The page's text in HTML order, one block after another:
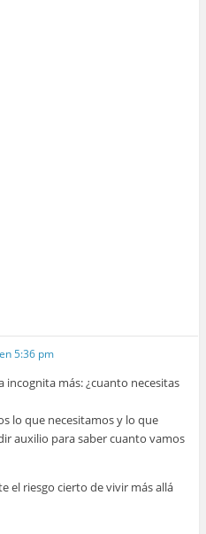
5:36 pm
incognita más: ¿cuanto necesitas
lo que necesitamos y lo que
auxilio para saber cuanto vamos
el riesgo cierto de vivir más allá